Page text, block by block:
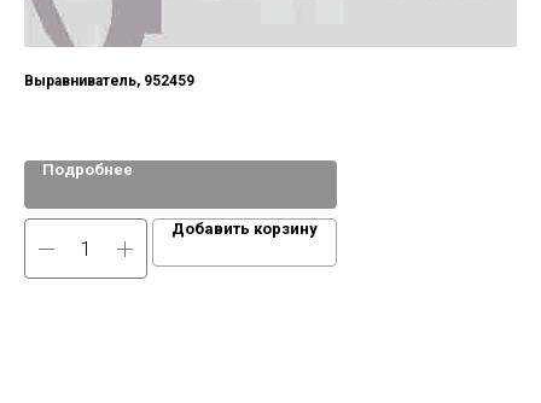
Выравниватель, 952459
Подробнее
Добавить корзину